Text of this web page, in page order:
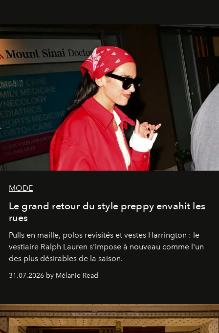
MODE
Le grand retour du style preppy envahit les
rues
Pulls en maille, polos revisités et vestes Harrington : le
vestiaire Ralph Lauren s'impose à nouveau comme l'un
des plus désirables de la saison.
31.07.2026 by Mélanie Read